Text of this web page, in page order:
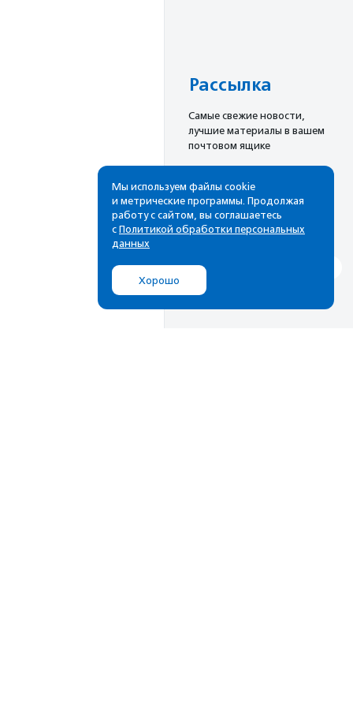
Рассылка
Cамые свежие новости,
лучшие материалы в вашем
почтовом ящике
Подписаться
Мы используем файлы cookie
и метрические программы. Продолжая
работу с сайтом, вы соглашаетесь
с Политикой обработки персональных
данных
Хорошо